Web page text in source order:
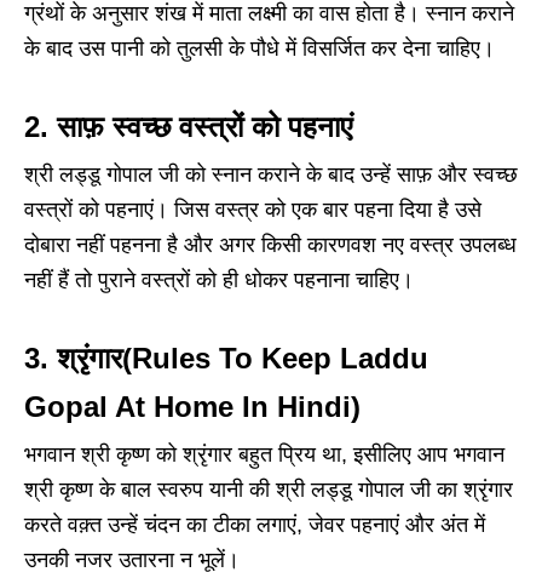
ग्रंथों के अनुसार शंख में माता लक्ष्मी का वास होता है। स्नान कराने
के बाद उस पानी को तुलसी के पौधे में विसर्जित कर देना चाहिए।
2. साफ़ स्वच्छ वस्त्रों को पहनाएं
श्री लड्डू गोपाल जी को स्नान कराने के बाद उन्हें साफ़ और स्वच्छ
वस्त्रों को पहनाएं। जिस वस्त्र को एक बार पहना दिया है उसे
दोबारा नहीं पहनना है और अगर किसी कारणवश नए वस्त्र उपलब्ध
नहीं हैं तो पुराने वस्त्रों को ही धोकर पहनाना चाहिए।
3. श्रृंगार(Rules To Keep Laddu
Gopal At Home In Hindi)
भगवान श्री कृष्ण को श्रृंगार बहुत प्रिय था, इसीलिए आप भगवान
श्री कृष्ण के बाल स्वरुप यानी की श्री लड्डू गोपाल जी का श्रृंगार
करते वक़्त उन्हें चंदन का टीका लगाएं, जेवर पहनाएं और अंत में
उनकी नजर उतारना न भूलें।